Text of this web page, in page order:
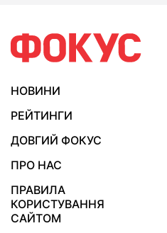
НОВИНИ
РЕЙТИНГИ
ДОВГИЙ ФОКУС
ПРО НАС
ПРАВИЛА
КОРИСТУВАННЯ
САЙТОМ